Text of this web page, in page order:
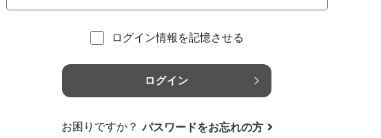
ログイン情報を記憶させる
ログイン
お困りですか？ パスワードをお忘れの方